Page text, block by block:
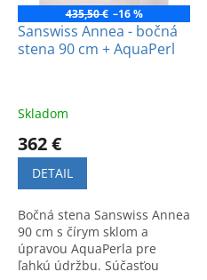
oo
d
u
o
435,50 € –16 %
Sanswiss Annea - bočná
stena 90 cm + AquaPerl
Skladom
362 €
DETAIL
Bočná stena Sanswiss Annea
90 cm s čírym sklom a
úpravou AquaPerla pre
ľahkú údržbu. Súčasťou